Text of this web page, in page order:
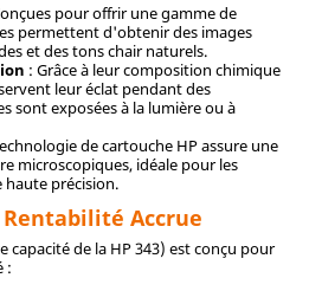
pour offrir une gamme de
permettent d'obtenir des images
et des tons chair naturels.
: Grâce à leur composition chimique
leur éclat pendant des
sont exposées à la lumière ou à
de cartouche HP assure une
microscopiques, idéale pour les
précision.
Accrue
capacité de la HP 343) est conçu pour
: